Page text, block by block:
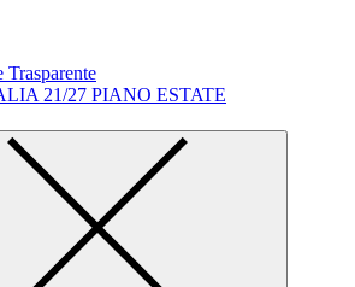
21/27 PIANO ESTATE